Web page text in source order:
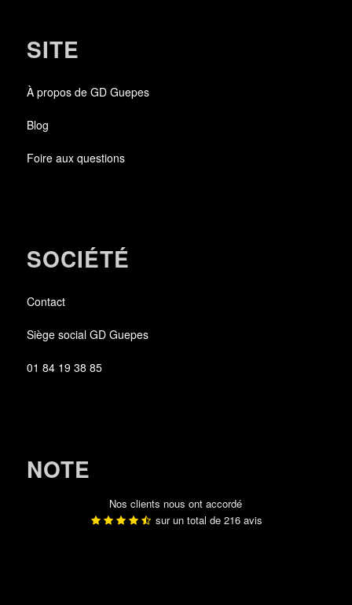
SITE
À propos de GD Guepes
Blog
Foire aux questions
SOCIÉTÉ
Contact
Siège social GD Guepes
01 84 19 38 85
NOTE
Nos clients nous ont accordé
sur un total de 216avis